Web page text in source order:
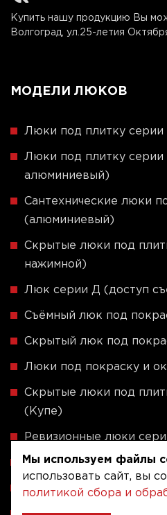
Купить нашу продукцию Вы
Волгоград, ул.25-летия
МОДЕЛИ ЛЮКОВ
Люки под плитку серии
Люки под плитку серии
алюминиевый)
Сантехнические люки
(алюминиевый)
Скрытые люки под
нажимной)
Люк серии Д (доступ
Съёмный люк под
Скрытый люк под
Люки под покраску и
Скрытые люки под
(Купе)
Ревизионные люки
Напольные люки
Рассчитать люк по
Мы используем файлы
использовать сайт, вы
политикой сбора и